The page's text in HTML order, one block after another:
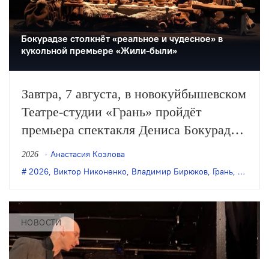
Бокурадзе столкнëт «реальное и чудесное» в
кукольной премьере «Жили-были»
Завтра, 7 августа, в новокуйбышевском
Театре-студии «Грань» пройдёт
премьера спектакля Дениса Бокурадзе
«Жили-были» по пьесе Владимира
Бирюкова.
2026
Анастасия Козлова
2026, Виктор Никоненко, Владимир Бирюков, Грань, Денис
НОВОСТИ